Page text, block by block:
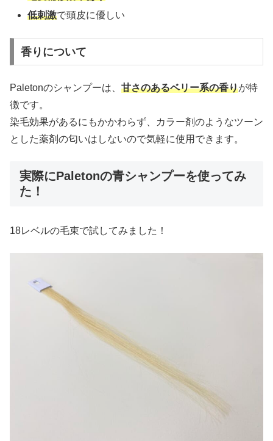
低刺激で頭皮に優しい
香りについて
Paletonのシャンプーは、 甘さのあるベリー系の香りが特
徴です。
染毛効果があるにもかかわらず、カラー剤のようなツーン
とした薬剤の匂いはしないので気軽に使用できます。
実際にPaletonの青シャンプーを使ってみ
た！
18レベルの毛束で試してみました！